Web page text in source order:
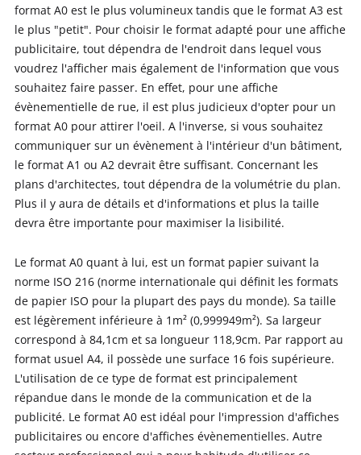
format A0 est le plus volumineux tandis que le format A3 est
le plus "petit". Pour choisir le format adapté pour une affiche
publicitaire, tout dépendra de l'endroit dans lequel vous
voudrez l'afficher mais également de l'information que vous
souhaitez faire passer. En effet, pour une affiche
évènementielle de rue, il est plus judicieux d'opter pour un
format A0 pour attirer l'oeil. A l'inverse, si vous souhaitez
communiquer sur un évènement à l'intérieur d'un bâtiment,
le format A1 ou A2 devrait être suffisant. Concernant les
plans d'architectes, tout dépendra de la volumétrie du plan.
Plus il y aura de détails et d'informations et plus la taille
devra être importante pour maximiser la lisibilité.
Le format A0 quant à lui, est un format papier suivant la
norme ISO 216 (norme internationale qui définit les formats
de papier ISO pour la plupart des pays du monde). Sa taille
est légèrement inférieure à 1m² (0,999949m²). Sa largeur
correspond à 84,1cm et sa longueur 118,9cm. Par rapport au
format usuel A4, il possède une surface 16 fois supérieure.
L'utilisation de ce type de format est principalement
répandue dans le monde de la communication et de la
publicité. Le format A0 est idéal pour l'impression d'affiches
publicitaires ou encore d'affiches évènementielles. Autre